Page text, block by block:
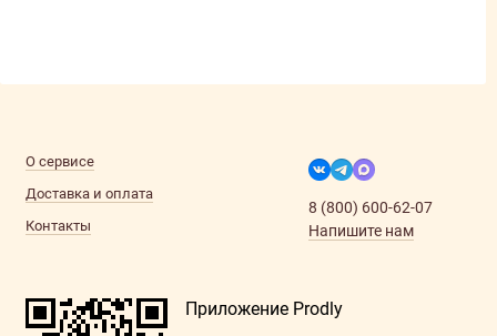
О сервисе
Доставка и оплата
Контакты
8 (800) 600-62-07
Напишите нам
Приложение Prodly